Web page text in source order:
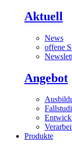
Aktuell
News
offene
Angebot
Produkte